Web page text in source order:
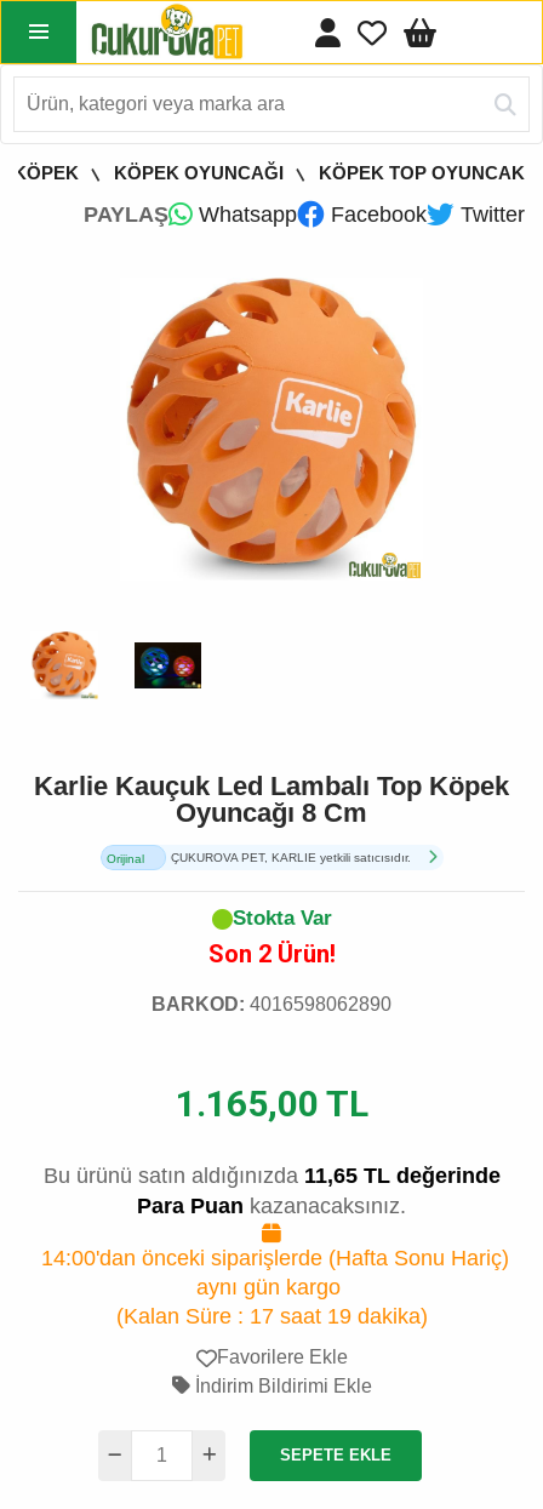
KÖPEK KÖPEK OYUNCAĞI KÖPEK TOP OYUNCAK
PAYLAŞ Whatsapp Facebook Twitter
Karlie Kauçuk Led Lambalı Top Köpek
Oyuncağı 8 Cm
Orijinal
ÇUKUROVA PET, KARLIE yetkili satıcısıdır.
Stokta Var
Son 2 Ürün!
BARKOD: 4016598062890
1.165,00 TL
Bu ürünü satın aldığınızda 11,65 TL değerinde
Para Puan kazanacaksınız.
14:00'dan önceki siparişlerde (Hafta Sonu Hariç)
aynı gün kargo
(Kalan Süre : 17 saat 19 dakika)
Favorilere Ekle
İndirim Bildirimi Ekle
SEPETE EKLE